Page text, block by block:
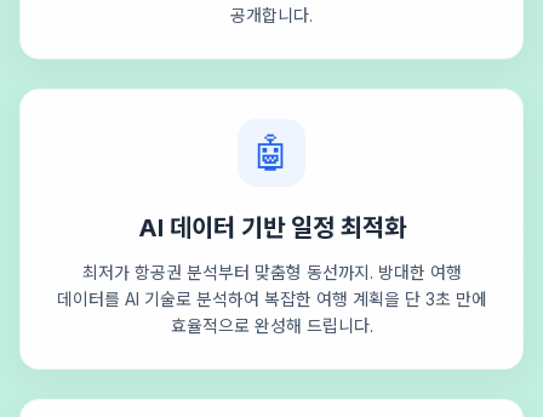
공개합니다.
🤖
AI 데이터 기반 일정 최적화
최저가 항공권 분석부터 맞춤형 동선까지. 방대한 여행
데이터를 AI 기술로 분석하여 복잡한 여행 계획을 단 3초 만에
효율적으로 완성해 드립니다.